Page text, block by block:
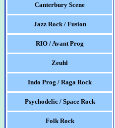
Canterbury Scene
Jazz Rock / Fusion
RIO / Avant Prog
Zeuhl
Indo Prog / Raga Rock
Psychodelic / Space Rock
Folk Rock